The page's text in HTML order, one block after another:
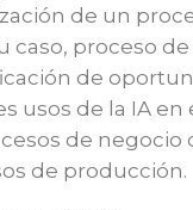
de un
caso, proceso
de
usos de la IA
de negocio
de producción.